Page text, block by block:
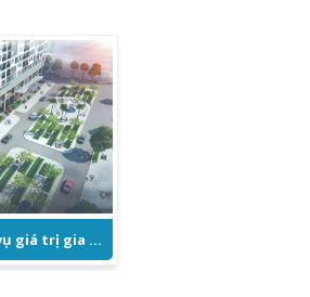
Kinh doanh dịch vụ giá trị gia tăng